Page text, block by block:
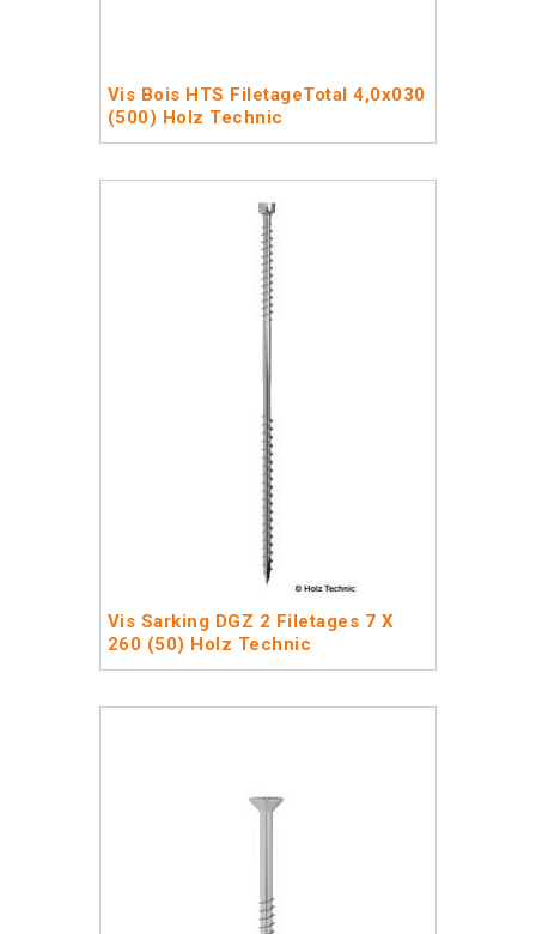
Vis Bois HTS FiletageTotal 4,0x030
(500) Holz Technic
Vis Sarking DGZ 2 Filetages 7 X
260 (50) Holz Technic